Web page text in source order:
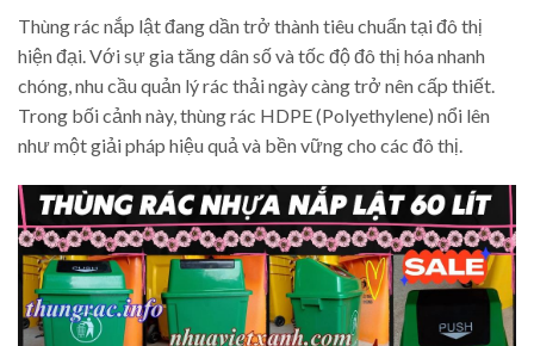
Thùng rác nắp lật đang dần trở thành tiêu chuẩn tại đô thị
hiện đại. Với sự gia tăng dân số và tốc độ đô thị hóa nhanh
chóng, nhu cầu quản lý rác thải ngày càng trở nên cấp thiết.
Trong bối cảnh này, thùng rác HDPE (Polyethylene) nổi lên
như một giải pháp hiệu quả và bền vững cho các đô thị.